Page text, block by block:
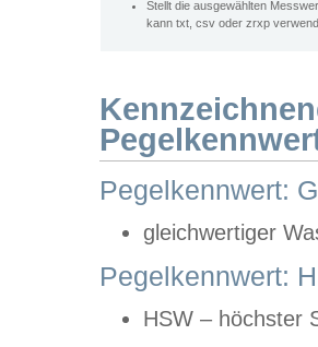
Stellt die ausgewählten
kann txt, csv oder zrxp
Pegelkennwert:
gleichwertiger
Pegelkennwert:
HSW – höchster